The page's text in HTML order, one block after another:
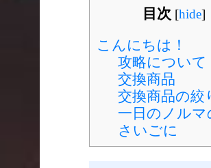
目次 [hide]
こんにちは！
攻略について
交換商品
交換商品の絞
一日のノルマ
さいごに